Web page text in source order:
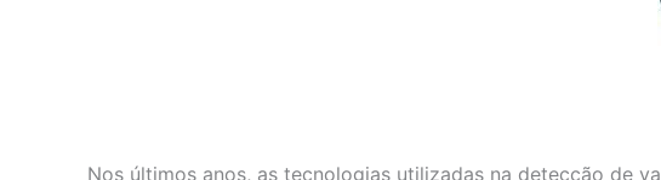
Nos últimos anos, as tecnologias utilizadas na detecção de